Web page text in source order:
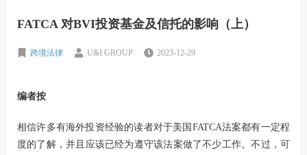
FATCA 对BVI投资基金及信托的影响（上）
跨境法律 U&I GROUP 2023-12-29
编者按
相信许多有海外投资经验的读者对于美国FATCA法案都有一定程
度的了解，并且应该已经为遵守该法案做了不少工作。不过，可